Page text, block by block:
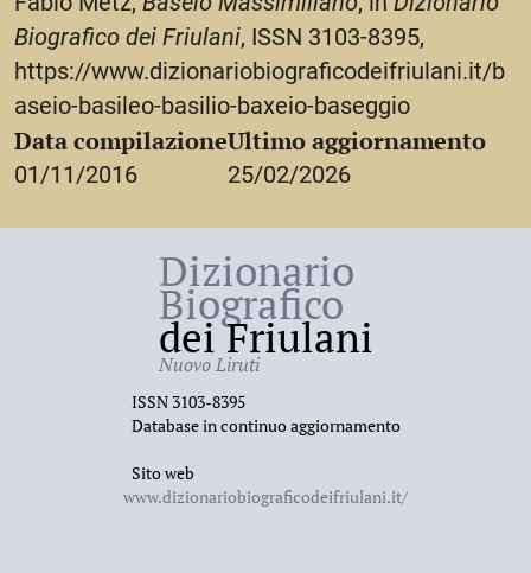
Biografico dei Friulani, ISSN 3103-8395,
https://www.dizionariobiograficodeifriulani.it/b
aseio-basileo-basilio-baxeio-baseggio
Data compilazione
01/11/2016
Ultimo aggiornamento
25/02/2026
Dizionario
Biografico
dei Friulani
Nuovo Liruti
ISSN 3103-8395
Database in continuo aggiornamento
Sito web
www.dizionariobiograficodeifriulani.it/